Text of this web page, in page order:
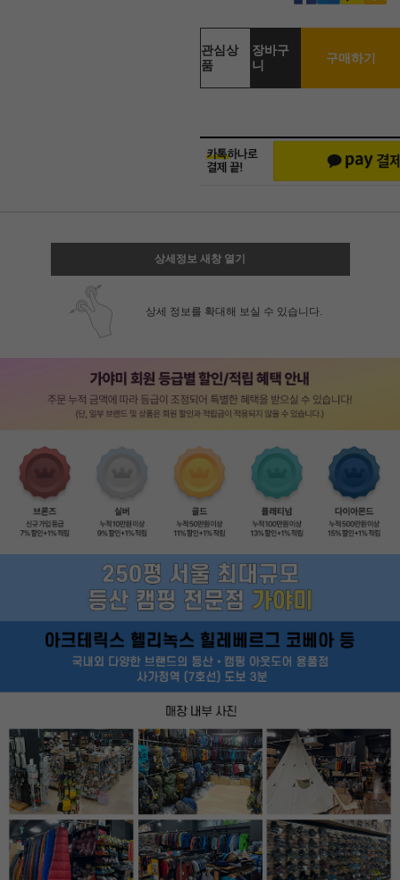
관심상
품
장바구
니
구매하기
상세정보 새창 열기
상세 정보를 확대해 보실 수 있습니다.